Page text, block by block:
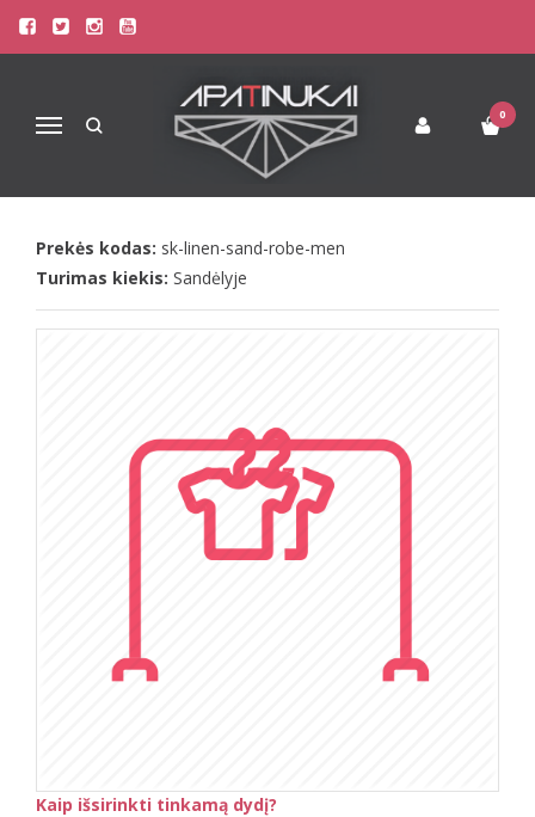
Navigacija
0
Pagrindinis
Apatinis Trikotažas Moterims
Moteriški chalatai, kimono
SOFA KILLER SMĖLIO SPALVOS
VYRIŠKAS LININIS CHALATAS
Prekės kodas: sk-linen-sand-robe-men
Turimas kiekis: Sandėlyje
Kaip išsirinkti tinkamą dydį?